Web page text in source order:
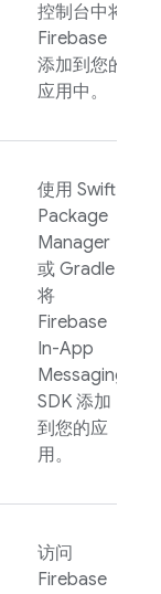
控制台中将
Firebase
添加到您的
应用中。
使用 Swift
Package
Manager
或 Gradle
将
Firebase
In-App
Messaging
SDK 添加
到您的应
用。
访问
Firebase